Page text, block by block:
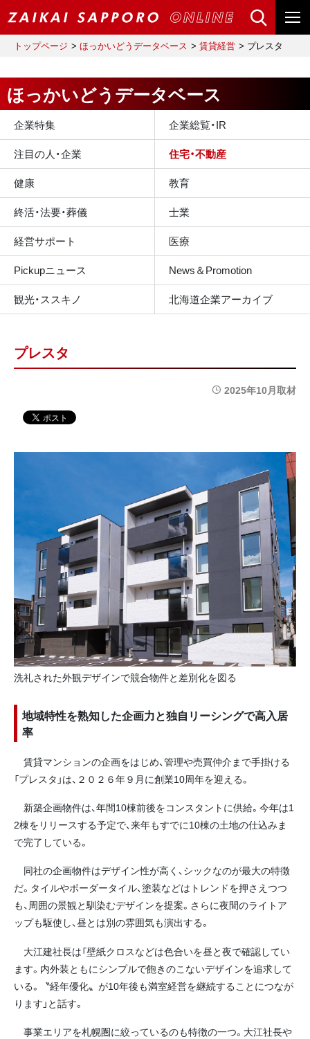
トップページ ほっかいどうデータベース 賃貸経営 プレスタ
ほっかいどうデータベース
企業特集
企業総覧・IR
注目の人・企業
住宅・不動産
健康
教育
終活・法要・葬儀
士業
経営サポート
医療
Pickupニュース
News＆Promotion
観光・ススキノ
北海道企業アーカイブ
プレスタ
2025年10月取材
洗礼された外観デザインで競合物件と差別化を図る
地域特性を熟知した企画力と独自リーシングで高入居
率
賃貸マンションの企画をはじめ、管理や売買仲介まで手掛ける
「プレスタ」は、２０２６年９月に創業10周年を迎える。
新築企画物件は、年間10棟前後をコンスタントに供給。今年は1
2棟をリリースする予定で、来年もすでに10棟の土地の仕込みま
で完了している。
同社の企画物件はデザイン性が高く、シックなのが最大の特徴
だ。タイルやボーダータイル、塗装などはトレンドを押さえつつ
も、周囲の景観と馴染むデザインを提案。さらに夜間のライトア
ップも駆使し、昼とは別の雰囲気も演出する。
大江建社長は「壁紙クロスなどは色合いを昼と夜で確認してい
ます。内外装ともにシンプルで飽きのこないデザインを追求して
いる。〝経年優化〟が10年後も満室経営を継続することにつなが
ります」と話す。
事業エリアを札幌圏に絞っているのも特徴の一つ。大江社長や